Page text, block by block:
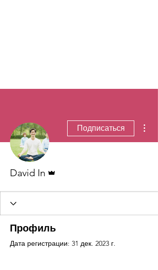
Подписаться
David In
Профиль
Дата регистрации: 31 дек. 2023 г.